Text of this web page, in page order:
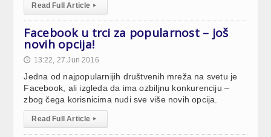
Read Full Article ▸
Facebook u trci za popularnost – još
novih opcija!
🕔 13:22, 27.Jun 2016
Jedna od najpopularnijih društvenih mreža na svetu je
Facebook, ali izgleda da ima ozbiljnu konkurenciju –
zbog čega korisnicima nudi sve više novih opcija.
Read Full Article ▸